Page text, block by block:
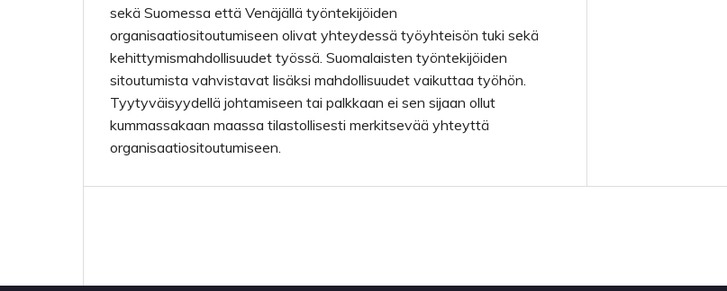
sekä Suomessa että Venäjällä työntekijöiden
organisaatiositoutumiseen olivat yhteydessä työyhteisön tuki sekä
kehittymismahdollisuudet työssä. Suomalaisten työntekijöiden
sitoutumista vahvistavat lisäksi mahdollisuudet vaikuttaa työhön.
Tyytyväisyydellä johtamiseen tai palkkaan ei sen sijaan ollut
kummassakaan maassa tilastollisesti merkitsevää yhteyttä
organisaatiositoutumiseen.